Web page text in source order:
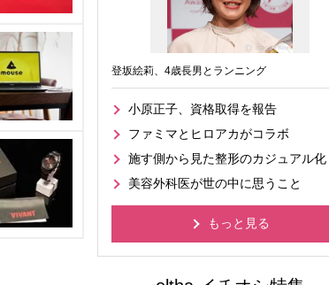
登坂絵莉、4歳長男とランニング
小原正子、資格取得を報告
ファミマとヒロアカがコラボ
施す側から見た整形のカジュアル化
美容外科医が世の中に思うこと
もっと見る